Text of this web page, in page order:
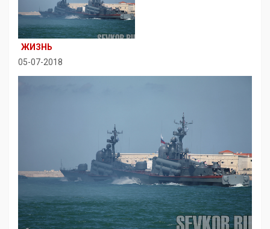
ЖИЗНЬ
05-07-2018